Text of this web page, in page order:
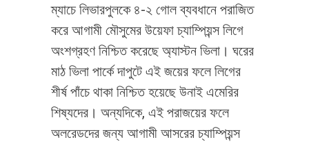
ম্যাচে লিভারপুলকে ৪-২ গোল ব্যবধানে পরাজিত
করে আগামী মৌসুমের উয়েফা চ্যাম্পিয়ন্স লিগে
অংশগ্রহণ নিশ্চিত করেছে অ্যাস্টন ভিলা। ঘরের
মাঠ ভিলা পার্কে দাপুটে এই জয়ের ফলে লিগের
শীর্ষ পাঁচে থাকা নিশ্চিত হয়েছে উনাই এমেরির
শিষ্যদের। অন্যদিকে, এই পরাজয়ের ফলে
অলরেডদের জন্য আগামী আসরের চ্যাম্পিয়ন্স